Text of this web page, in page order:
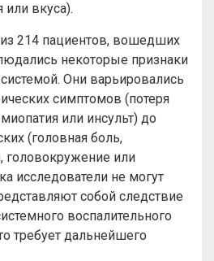
вкуса).
214 пациентов, вошедших
некоторые признаки
Они варьировались
симптомов (потеря
или инсульт) до
(головная боль,
головокружение или
исследователи не могут
собой следствие
воспалительного
требует дальнейшего